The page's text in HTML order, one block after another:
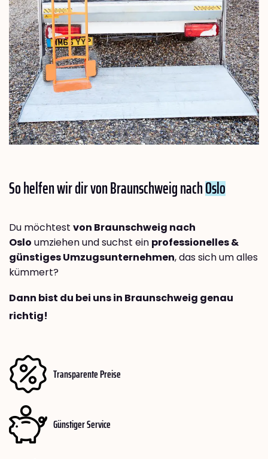
So helfen wir dir von Braunschweig nachOslo
Du möchtest von Braunschweig nach
Oslo umziehen und suchst ein professionelles &
günstiges Umzugsunternehmen, das sich um alles
kümmert?
Dann bist du bei uns in Braunschweig genau
richtig!
Transparente Preise
Günstiger Service